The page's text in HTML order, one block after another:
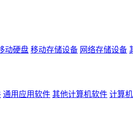
动硬盘 移动存储设备 网络存储设备
通用应用软件 其他计算机软件 计算